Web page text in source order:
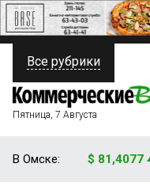
ПОЛИТИКА
ФИНАНСЫ
Все рубрики
Пятница, 7 Августа
В Омске: $ 81,4077